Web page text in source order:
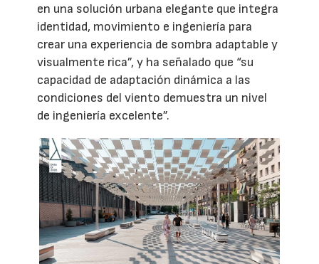
en una solución urbana elegante que integra
identidad, movimiento e ingeniería para
crear una experiencia de sombra adaptable y
visualmente rica”, y ha señalado que “su
capacidad de adaptación dinámica a las
condiciones del viento demuestra un nivel
de ingeniería excelente”.